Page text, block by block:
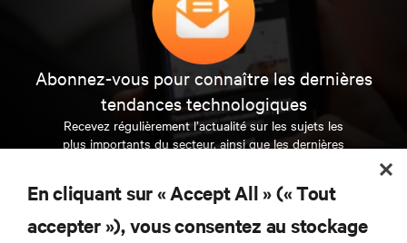
Abonnez-vous pour connaître les dernières
tendances technologiques
Recevez régulièrement l’actualité sur les sujets les
plus importants du secteur, ainsi que les dernières
et des infrastructures informatiques critiques.
En cliquant sur « Accept All » (« Tout
accepter »), vous consentez au stockage